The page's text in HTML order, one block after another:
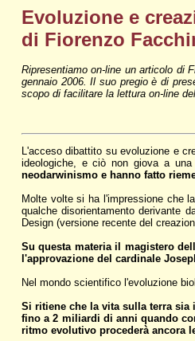
Evoluzione e
di Fiorenzo
Ripresentiamo on-line un articolo di
gennaio 2006. Il suo pregio è di
scopo di facilitare la lettura on-line
L'acceso dibattito su evoluzione e
ideologiche, e ciò non giova a una
neodarwinismo e hanno fatto
Molte volte si ha l'impressione che
qualche disorientamento derivante
Design (versione recente del
Su questa materia il magistero
l'approvazione del cardinale
Nel mondo scientifico l'evoluzione
Si ritiene che la vita sulla terra
fino a 2 miliardi di anni quando
ritmo evolutivo procederà ancora